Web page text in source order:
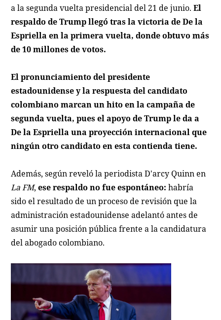
a la segunda vuelta presidencial del 21 de junio.El
respaldo de Trump llegó tras la victoria de De la
Espriella en la primera vuelta, donde obtuvo más
de 10 millones de votos.
El pronunciamiento del presidente
estadounidense y la respuesta del candidato
colombiano marcan un hito en la campaña de
segunda vuelta, pues el apoyo de Trump le da a
De la Espriella una proyección internacional que
ningún otro candidato en esta contienda tiene.
Además, según reveló la periodista D'arcy Quinn en
La FM,ese respaldo no fue espontáneo: habría
sido el resultado de un proceso de revisión que la
administración estadounidense adelantó antes de
asumir una posición pública frente a la candidatura
del abogado colombiano.